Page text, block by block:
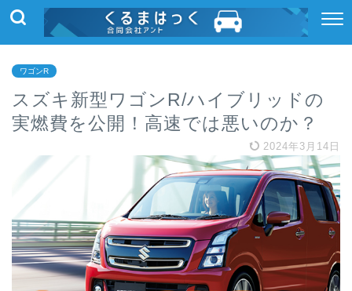
ワゴンR
スズキ新型ワゴンR/ハイブリッドの
実燃費を公開！高速では悪いのか？
2024年3月14日